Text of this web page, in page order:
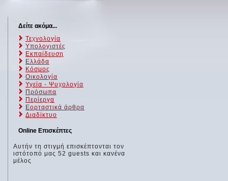
Δείτε ακόμα...
Τεχνολογία
Υπολογιστές
Εκπαίδευση
Ελλάδα
Κόσμος
Οικολογία
Υγεία - Ψυχολογία
Πρόσωπα
Περίεργα
Εορταστικά άρθρα
Διαδίκτυο
Online Επισκέπτες
Αυτήν τη στιγμή επισκέπτονται τον
ιστότοπό μας 52 guests και κανένα
μέλος